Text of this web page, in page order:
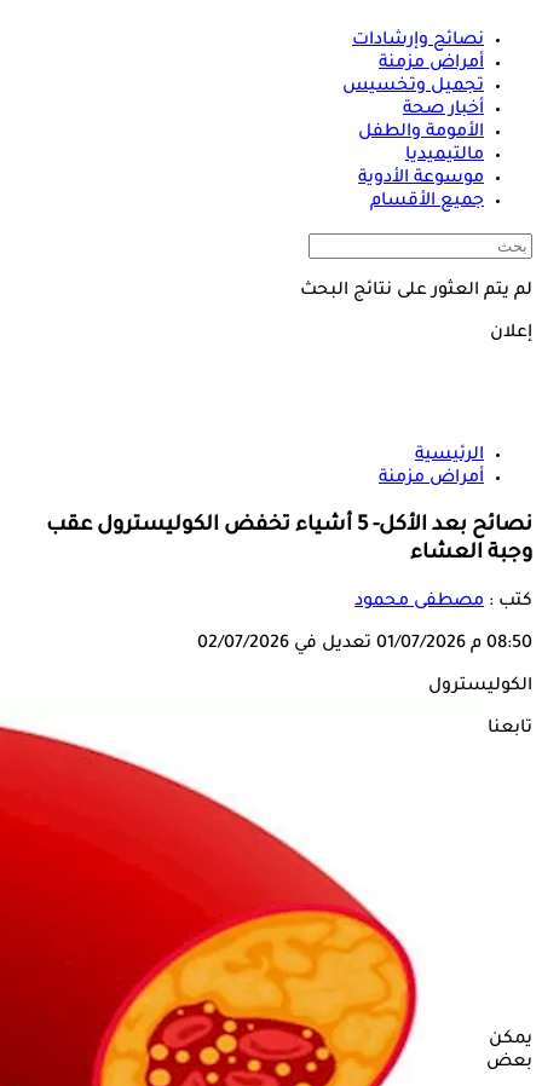
نصائح وإرشادات
أمراض مزمنة
تجميل وتخسيس
أخبار صحة
الأمومة والطفل
مالتيميديا
موسوعة الأدوية
جميع الأقسام
لم يتم العثور على نتائج البحث
إعلان
الرئيسية
أمراض مزمنة
نصائح بعد الأكل- 5 أشياء تخفض الكوليسترول عقب
وجبة العشاء
كتب : مصطفى محمود
08:50 م 01/07/2026 تعديل في 02/07/2026
الكوليسترول
تابعنا على
يمكن خفض الكوليسترولالضار في الدم عن طريق المواظبة على
بعض العادات بعد تناول وجبة العشاء.